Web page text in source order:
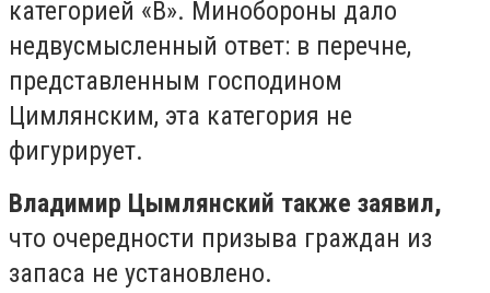
категорией «В». Минобороны дало
недвусмысленный ответ: в перечне,
представленным господином
Цимлянским, эта категория не
фигурирует.
Владимир Цымлянский также заявил,
что очередности призыва граждан из
запаса не установлено.